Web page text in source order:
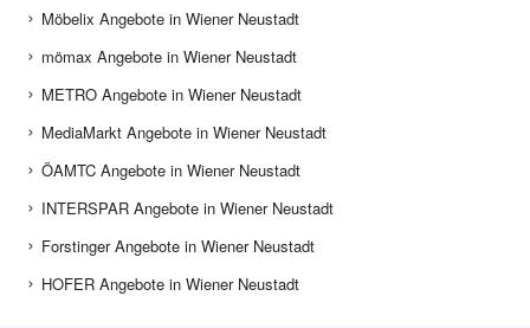
Möbelix Angebote in Wiener Neustadt
mömax Angebote in Wiener Neustadt
METRO Angebote in Wiener Neustadt
MediaMarkt Angebote in Wiener Neustadt
ÖAMTC Angebote in Wiener Neustadt
INTERSPAR Angebote in Wiener Neustadt
Forstinger Angebote in Wiener Neustadt
HOFER Angebote in Wiener Neustadt